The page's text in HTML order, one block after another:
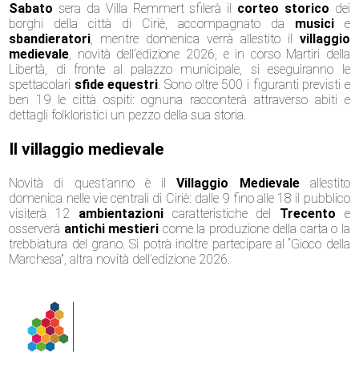
Sabato sera da Villa Remmert sfilerà il corteo storico dei
borghi della città di Ciriè, accompagnato da musicie
sbandieratori, mentre domenica verrà allestito il villaggio
medievale, novità dell’edizione 2026, e in corso Martiri della
Libertà, di fronte al palazzo municipale, si eseguiranno le
spettacolari sfide equestri. Sono oltre 500 i figuranti previsti e
ben 19 le città ospiti: ognuna racconterà attraverso abiti e
dettagli folkloristici un pezzo della sua storia.
Il villaggio medievale
Novità di quest’anno è ilVillaggio Medievaleallestito
domenica nelle vie centrali di Ciriè: dalle 9 fino alle 18 il pubblico
visiterà 12 ambientazionicaratteristiche del Trecento e
osserverà antichi mestieri come la produzione della carta o la
trebbiatura del grano. Si potrà inoltre partecipare al “Gioco della
Marchesa”, altra novità dell’edizione 2026.